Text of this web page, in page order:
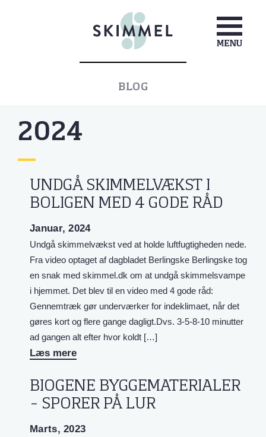
BLOG
2024
UNDGÅ SKIMMELVÆKST I
BOLIGEN MED 4 GODE RÅD
Januar, 2024
Undgå skimmelvækst ved at holde luftfugtigheden nede.
Fra video optaget af dagbladet Berlingske Berlingske tog
en snak med skimmel.dk om at undgå skimmelsvampe
i hjemmet. Det blev til en video med 4 gode råd:
Gennemtræk gør underværker for indeklimaet, når det
gøres kort og flere gange dagligt.Dvs. 3-5-8-10 minutter
ad gangen alt efter hvor koldt […]
Læs mere
BIOGENE BYGGEMATERIALER
– SPORER PÅ LUR
Marts, 2023